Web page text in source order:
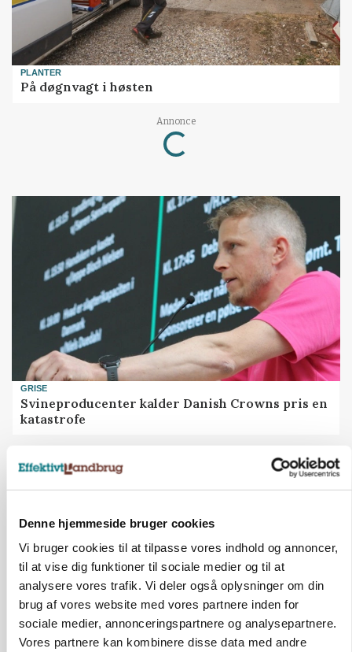
Denne hjemmeside bruger cookies
Vi bruger cookies til at tilpasse vores indhold og annoncer,
til at vise dig funktioner til sociale medier og til at
analysere vores trafik. Vi deler også oplysninger om din
brug af vores website med vores partnere inden for
sociale medier, annonceringspartnere og analysepartnere.
Vores partnere kan kombinere disse data med andre
PLANTER
På døgnvagt i høsten
Annonce
Loading...
GRISE
Svineproducenter kalder Danish Crowns pris en
katastrofe